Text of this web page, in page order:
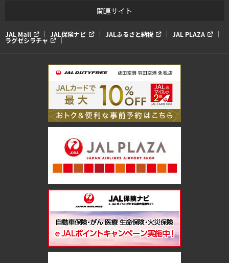
関連サイト
JAL Mall JAL保険ナビ JALふるさと納税 JAL PLAZA
ラグゼシラチャ